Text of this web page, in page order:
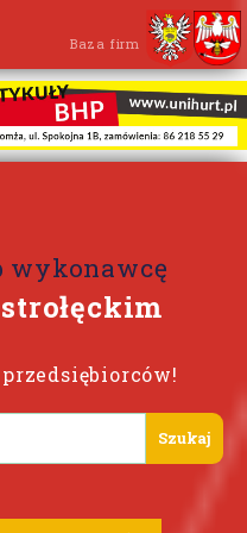
Baza firm
wykonawcę
przedsiębiorców!